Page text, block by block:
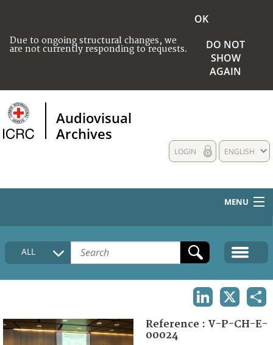
Due to ongoing structural changes, we
are not currently responding to requests.
OK
DO NOT
SHOW
AGAIN
Audiovisual
Archives
ENGLISH
LOGIN
MENU
HOME
COLLECTIONS DESCRIPTION
FAQ
ALL
Reference : V-P-CH-E-
00024